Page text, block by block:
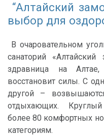
“Алтайский
выбор для
В очаровательном
санаторий
здравница на
восстановит силы. С
другой –
отдыхающих. Круглый
более 80 комфортных
категориям.